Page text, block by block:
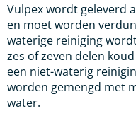
Vulpex wordt geleverd
en moet worden
waterige reiniging
zes of zeven delen
een niet-waterig
worden gemengd met
water.